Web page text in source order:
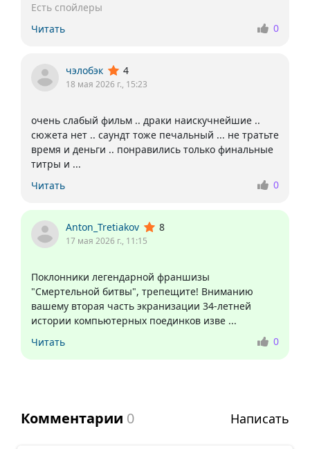
Читать
0
чэлобэк 4
18 мая 2026 г., 15:23
очень слабый фильм .. драки наискучнейшие ..
сюжета нет .. саундт тоже печальный ... не тратьте
время и деньги .. понравились только финальные
Читать
0
Anton_Tretiakov 8
17 мая 2026 г., 11:15
Поклонники легендарной франшизы
"Смертельной битвы", трепещите! Вниманию
вашему вторая часть экранизации 34-летней
Читать
0
Комментарии 0 Написать